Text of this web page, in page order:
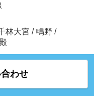
林大宮 / 鴫野 /
わせ